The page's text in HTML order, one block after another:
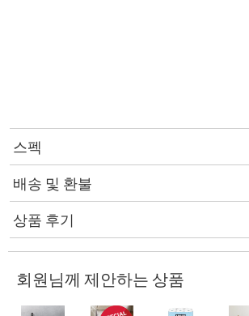
스펙
배송 및 환불
상품 후기
회원님께 제안하는 상품